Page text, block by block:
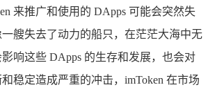
来推广和使用的 DApps 可能会突然失
艘失去了动力的船只，在茫茫大海中无
响这些 DApps 的生存和发展，也会对
稳定造成严重的冲击，imToken 在市场